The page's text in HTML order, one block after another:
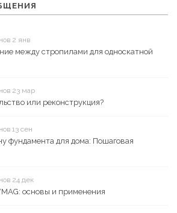
2 янв
между стропилами для односкатной
23 мар
или реконструкция?
13 сен
фундамента для дома: Пошаговая
24 дек
основы и применения